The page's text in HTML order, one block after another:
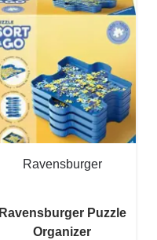
Ravensburger
Ravensburger Puzzle
Organizer